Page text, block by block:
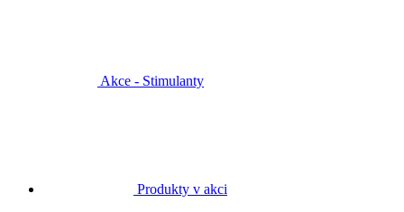
Akce - Stimulanty
Produkty v akci